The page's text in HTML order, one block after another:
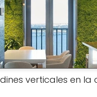
verticales en la